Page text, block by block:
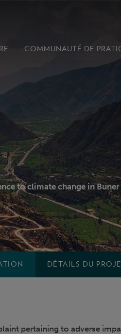
COMMUNAUTÉ DE
to climate change in Buner
DÉTAILS DU
pertaining to adverse